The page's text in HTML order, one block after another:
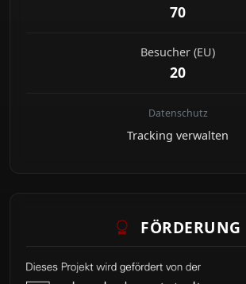
70
Besucher (EU)
20
Datenschutz
Tracking verwalten
FÖRDERUNG